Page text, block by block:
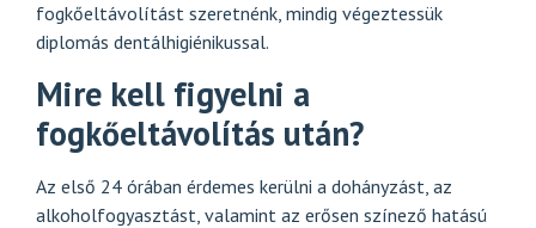
fogkőeltávolítást szeretnénk, mindig végeztessük
diplomás dentálhigiénikussal.
Mire kell figyelni a
fogkőeltávolítás után?
Az első 24 órában érdemes kerülni a dohányzást, az
alkoholfogyasztást, valamint az erősen színező hatású